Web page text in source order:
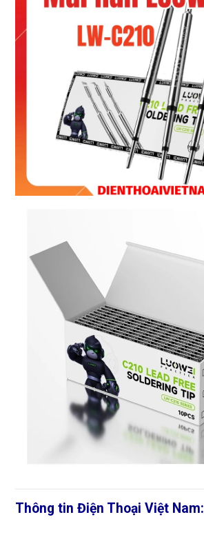
Thông tin Điện Thoại Việt Nam: